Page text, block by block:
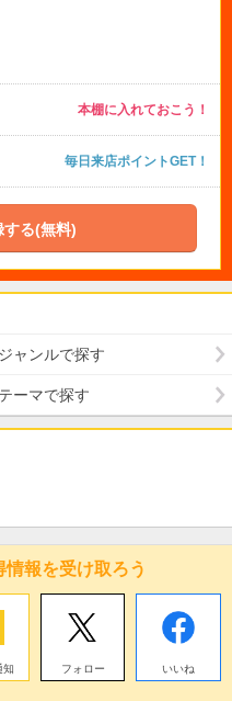
本棚に入れておこう！
毎日来店ポイントGET！
る(無料)
ジャンルで探す
テーマで探す
情報を受け取ろう
知 フォロー いいね